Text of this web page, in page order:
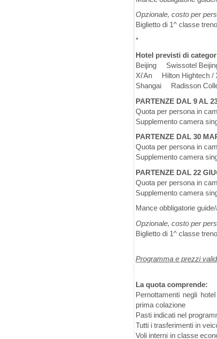
Opzionale, costo per
Biglietto di 1^ classe
*
Hotel previsti di
Beijing Swissotel
Xi'An Hilton Hightech /
Shangai Radisson
PARTENZE DAL 9 AL
Quota per persona in
Supplemento camera
PARTENZE DAL 30
Quota per persona in
Supplemento camera
PARTENZE DAL 22
Quota per persona in
Supplemento camera
Mance obbligatorie
Opzionale, costo per
Biglietto di 1^ classe
Programma e prezzi
La quota comprende:
Pernottamenti negli
prima colazione
Pasti indicati nel
Tutti i trasferimenti in
Voli interni in classe